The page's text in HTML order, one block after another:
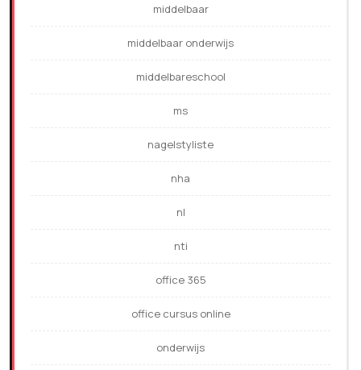
middelbaar
middelbaar onderwijs
middelbareschool
ms
nagelstyliste
nha
nl
nti
office 365
office cursus online
onderwijs